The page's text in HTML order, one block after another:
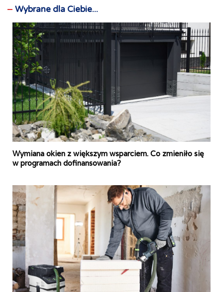
Wybrane dla Ciebie...
Wymiana okien z większym wsparciem. Co zmieniło się
w programach dofinansowania?